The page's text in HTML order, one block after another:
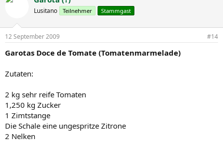
Lusitano Teilnehmer Stammgast
12 September 2009 #14
Garotas Doce de Tomate (Tomatenmarmelade)
Zutaten:
2 kg sehr reife Tomaten
1,250 kg Zucker
1 Zimtstange
Die Schale eine ungespritze Zitrone
2 Nelken